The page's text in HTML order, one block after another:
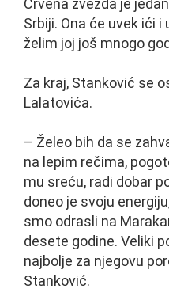
Crvena zvezda je
Srbiji. Ona će uvek ići
želim joj još mnogo
Za kraj, Stanković se
Lalatovića.
– Želeo bih da se
na lepim rečima,
mu sreću, radi dobar
doneo je svoju
smo odrasli na
desete godine. Veliki
najbolje za njegovu
Stanković.